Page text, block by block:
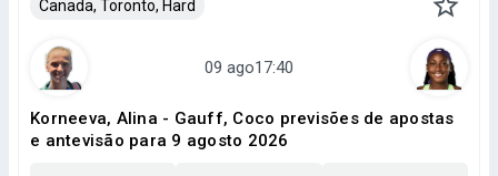
Canada, Toronto, Hard
Korneeva, Alina - Gauff, Coco previsões de apostas
e antevisão para 9 agosto 2026